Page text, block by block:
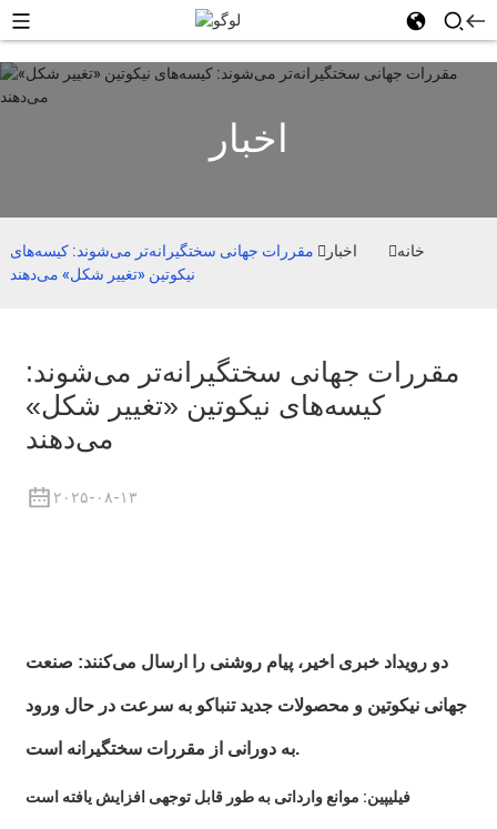
اخبار
خانه اخبار
مقررات جهانی سختگیرانه‌تر می‌شوند: کیسه‌های
نیکوتین «تغییر شکل» می‌دهند
مقررات جهانی سختگیرانه‌تر می‌شوند:
کیسه‌های نیکوتین «تغییر شکل»
می‌دهند
۲۰۲۵-۰۸-۱۳
دو رویداد خبری اخیر، پیام روشنی را ارسال می‌کنند: صنعت
جهانی نیکوتین و محصولات جدید تنباکو به سرعت در حال ورود
به دورانی از مقررات سختگیرانه است.
فیلیپین: موانع وارداتی به طور قابل توجهی افزایش یافته است